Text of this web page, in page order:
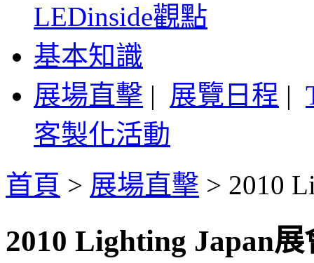
LEDinside觀點
基本知識
展場直擊 | 展覽日程 |
客製化活動
首頁 > 展場直擊 > 2010
2010 Lighting Japan